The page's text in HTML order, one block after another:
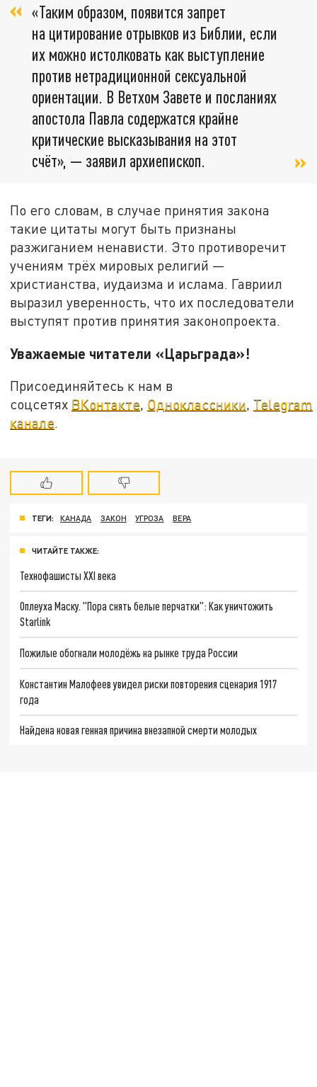
«Таким образом, появится запрет
на цитирование отрывков из Библии, если
их можно истолковать как выступление
против нетрадиционной сексуальной
ориентации. В Ветхом Завете и посланиях
апостола Павла содержатся крайне
критические высказывания на этот
счёт», — заявил архиепископ.
По его словам, в случае принятия закона
такие цитаты могут быть признаны
разжиганием ненависти. Это противоречит
учениям трёх мировых религий —
христианства, иудаизма и ислама. Гавриил
выразил уверенность, что их последователи
выступят против принятия законопроекта.
Уважаемые читатели «Царьграда»!
Присоединяйтесь к нам в
соцсетях ВКонтакте, Одноклассники, Telegram
канале.
ТЕГИ: КАНАДА ЗАКОН УГРОЗА ВЕРА
ЧИТАЙТЕ ТАКЖЕ:
Технофашисты XXI века
Оплеуха Маску. "Пора снять белые перчатки": Как уничтожить
Starlink
Пожилые обогнали молодёжь на рынке труда России
Константин Малофеев увидел риски повторения сценария 1917
года
Найдена новая генная причина внезапной смерти молодых